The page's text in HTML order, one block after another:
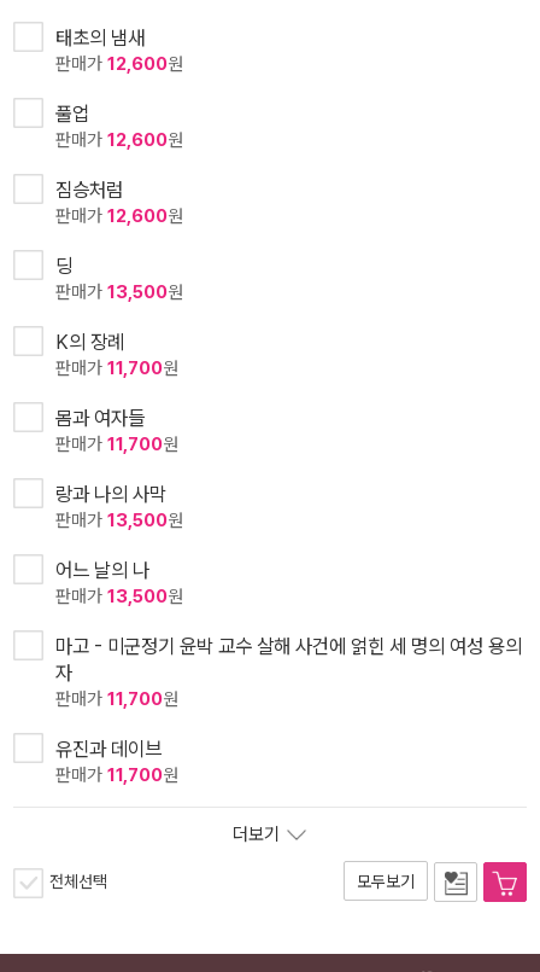
태초의 냄새
판매가 12,600원
풀업
판매가 12,600원
짐승처럼
판매가 12,600원
딩
판매가 13,500원
K의 장례
판매가 11,700원
몸과 여자들
판매가 11,700원
랑과 나의 사막
판매가 13,500원
어느 날의 나
판매가 13,500원
마고 - 미군정기 윤박 교수 살해 사건에 얽힌 세 명의 여성 용의
자
판매가 11,700원
유진과 데이브
판매가 11,700원
더보기
전체선택 모두보기